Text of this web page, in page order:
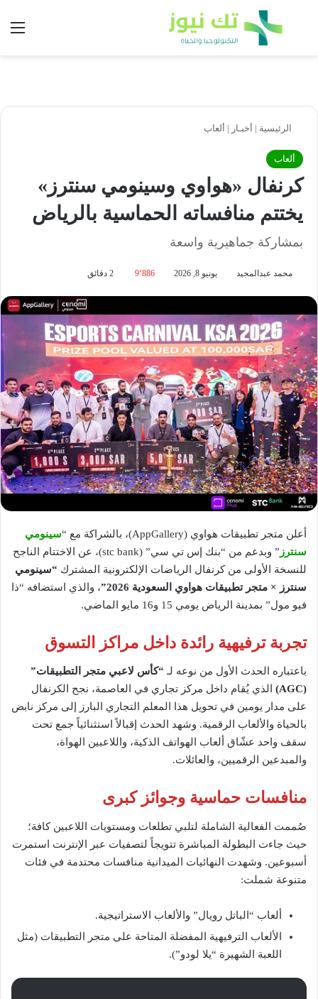
بحث عن
الرئيسية | أخبـار | ألعاب
ألعاب
كرنفال «هواوي وسينومي سنترز»
يختتم منافساته الحماسية بالرياض
بمشاركة جماهيرية واسعة
محمد عبدالمجيد يونيو 8, 2026 9٬886
أعلن متجر تطبيقات هواوي (AppGallery)، بالشراكة مع “
سينومي
سنترز
” وبدعم من “بنك إس تي سي” (stc bank)، عن الاختتام الناجح
للنسخة الأولى من كرنفال الرياضات الإلكترونية المشترك “سينومي
سنترز × متجر تطبيقات هواوي السعودية 2026”
، والذي استضافه “ذا
فيو مول” بمدينة الرياض يومي 15 و16 مايو الماضي.
تجربة ترفيهية رائدة داخل مراكز التسوق
باعتباره الحدث الأول من نوعه لـ “كأس لاعبي متجر التطبيقات”
(AGC)
الذي يُقام داخل مركز تجاري في العاصمة، نجح الكرنفال
على مدار يومين في تحويل هذا المعلم التجاري البارز إلى مركز نابض
بالحياة والألعاب الرقمية. وشهد الحدث إقبالاً استثنائياً جمع تحت
سقف واحد عشّاق ألعاب الهواتف الذكية، واللاعبين الهواة،
والمبدعين الرقميين، والعائلات.
منافسات حماسية وجوائز كبرى
صُممت الفعالية الشاملة لتلبي تطلعات ومستويات اللاعبين كافة؛
حيث جاءت البطولة المباشرة تتويجاً لتصفيات عبر الإنترنت استمرت
أسبوعين. وشهدت النهائيات الميدانية منافسات محتدمة في فئات
متنوعة شملت:
ألعاب “الباتل رويال” والألعاب الاستراتيجية.
الألعاب الترفيهية المفضلة المتاحة على متجر التطبيقات (مثل
اللعبة الشهيرة “يلا لودو”).